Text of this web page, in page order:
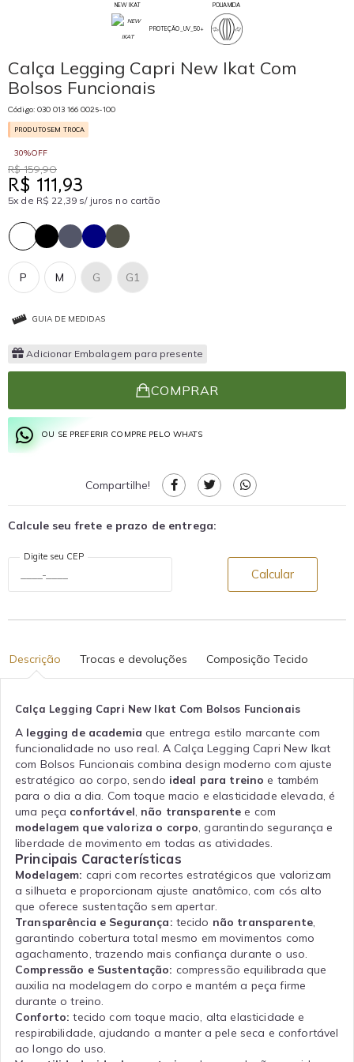
NEW IKAT
PROTEÇÃO_UV_50+
POLIAMIDA
Calça Legging Capri New Ikat Com
Bolsos Funcionais
Código: 030 013 166 0025-100
PRODUTO SEM TROCA
30%OFF
R$ 159,90
R$ 111,93
5x de R$ 22,39 s/ juros no cartão
P M G G1
GUIA DE MEDIDAS
Adicionar Embalagem para presente
COMPRAR
OU SE PREFERIR COMPRE PELO WHATS
Compartilhe!
Calcule seu frete e prazo de entrega:
Digite seu CEP
Calcular
Descrição Trocas e devoluções Composição Tecido
Calça Legging Capri New Ikat Com Bolsos Funcionais
A legging de academia que entrega estilo marcante com
funcionalidade no uso real. A Calça Legging Capri New Ikat
com Bolsos Funcionais combina design moderno com ajuste
estratégico ao corpo, sendo ideal para treino e também
para o dia a dia. Com toque macio e elasticidade elevada, é
uma peça confortável não transparente e com
modelagem que valoriza o corpo , garantindo segurança e
liberdade de movimento em todas as atividades.
Principais Características
Modelagem: capri com recortes estratégicos que valorizam
a silhueta e proporcionam ajuste anatômico, com cós alto
que oferece sustentação sem apertar.
Transparência e Segurança: tecido não transparente
garantindo cobertura total mesmo em movimentos como
agachamento, trazendo mais confiança durante o uso.
Compressão e Sustentação: compressão equilibrada que
auxilia na modelagem do corpo e mantém a peça firme
durante o treino.
Conforto: tecido com toque macio, alta elasticidade e
respirabilidade, ajudando a manter a pele seca e confortável
ao longo do uso.